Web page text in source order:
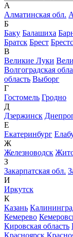
А
Алматинская обл.
Б
Баку Балашиха
Братск Брест
В
Великие Луки
Волгоградская
область Выборг
Г
Гостомель Гродно
Д
Дзержинск
Е
Екатеринбург
Ж
Железноводск
З
Закарпатская обл.
И
Иркутск
К
Казань
Кемерево
Кировская область
Красноярск